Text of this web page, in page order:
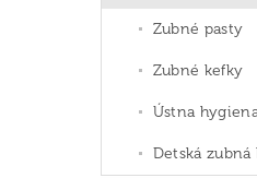
Zubné pasty
Zubné kefky
Ústna
Detská